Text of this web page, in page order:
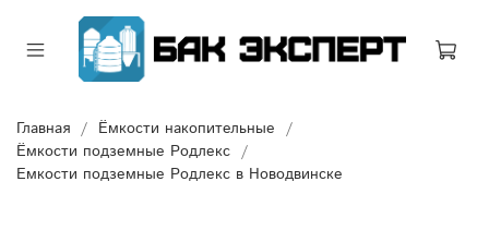
Главная
Ёмкости накопительные
Ёмкости подземные Родлекс
Емкости подземные Родлекс в Новодвинске